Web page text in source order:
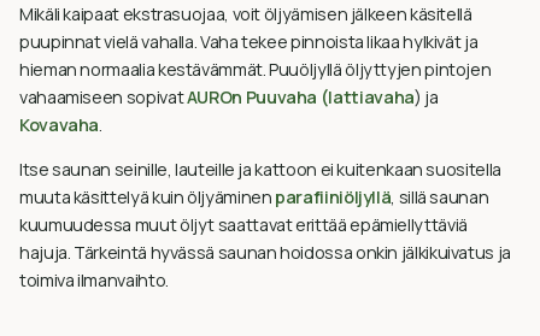
Mikäli kaipaat ekstrasuojaa, voit öljyämisen jälkeen käsitellä
puupinnat vielä vahalla. Vaha tekee pinnoista likaa hylkivät ja
hieman normaalia kestävämmät. Puuöljyllä öljyttyjen pintojen
vahaamiseen sopivatAUROn Puuvaha (lattiavaha) ja
Kovavaha
Itse saunan seinille, lauteille ja kattoon ei kuitenkaan suositella
muuta käsittelyä kuin öljyäminen parafiiniöljyllä, sillä saunan
kuumuudessa muut öljyt saattavat erittää epämiellyttäviä
hajuja. Tärkeintä hyvässä saunan hoidossa onkin jälkikuivatus ja
toimiva ilmanvaihto.